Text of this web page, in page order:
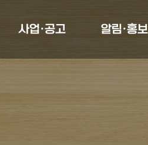
사업·공고 알림·홍보